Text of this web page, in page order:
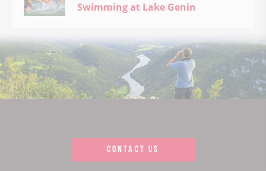
Swimming at Lake Genin
CONTACT US